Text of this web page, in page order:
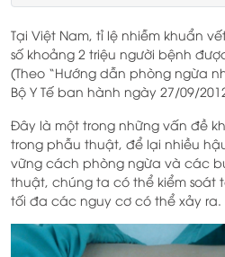
Tại Việt Nam, tỉ lệ nhiễm khuẩn
số khoảng 2 triệu người bệnh
(Theo “Hướng dẫn phòng ngừa
Bộ Y Tế ban hành ngày 27/09/
Đây là một trong những vấn đề
trong phẫu thuật, để lại nhiều
vững cách phòng ngừa và các
thuật, chúng ta có thể kiểm soát
tối đa các nguy cơ có thể xảy ra.